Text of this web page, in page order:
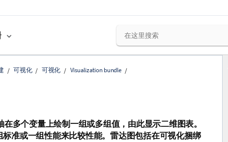
可视化 可视化 Visualization bundle
在多个变量上绘制一组或多组值，由此显示二维图表。
准或一组性能来比较性能。 雷达图包括在可视化捆绑